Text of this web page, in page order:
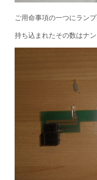
ご用命事項の一つにラン
持ち込まれたその数はナ